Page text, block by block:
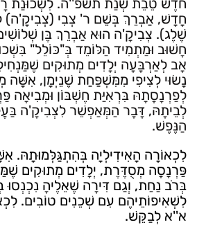
חֹדֶשׁ טֵבֵת שְׁנַת תשפ''ה. לִשְׁכוּנַת
חָדָשׁ, אַבְרֵךְ בְּשֵׁם ר' צְבִי (צְבִיקָ'ה)
שֶׁלֶג). צְבִיקָ'ה הוּא אַבְרֵךְ בֶּן
חָשׁוּב וּמַתְמִיד הַלּוֹמֵד בְּ"כּוֹלֵל"
אָב לְאַרְבָּעָה יְלָדִים מְתוּקִים
נָשׂוּי לְצִיפִי מִמִּשְׁפַּחַת שֶׁנֵיְמָן, אִשָּׁה
לְפַרְנָסָתָהּ בִּרְאִיַּת חֶשְׁבּוֹן וּמְבִיאָה
לְבֵיתָהּ, דָּבָר הַמְּאַפְשֵׁר לִצְבִיקָ'ה
הַנֶּפֶשׁ.
לִכְאוֹרָה הָאִידִילְיָה בְּהִתְגַּלְּמוּתָהּ.
פַּרְנָסָה מְסֻדֶּרֶת, יְלָדִים מְתוּקִים
בְּרֹב נַחַת, וְגַם דִּירָה שֶׁאֵלֶיהָ נִכְנְסוּ
לִשְׁאִיפוֹתֵיהֶם עִם שְׁכֵנִים טוֹבִים.
א''א לְבַקֵּשׁ.